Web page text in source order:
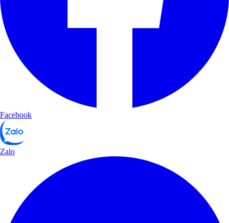
Facebook
Zalo